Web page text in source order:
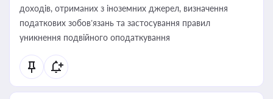
доходів, отриманих з іноземних джерел, визначення
податкових зобов’язань та застосування правил
уникнення подвійного оподаткування